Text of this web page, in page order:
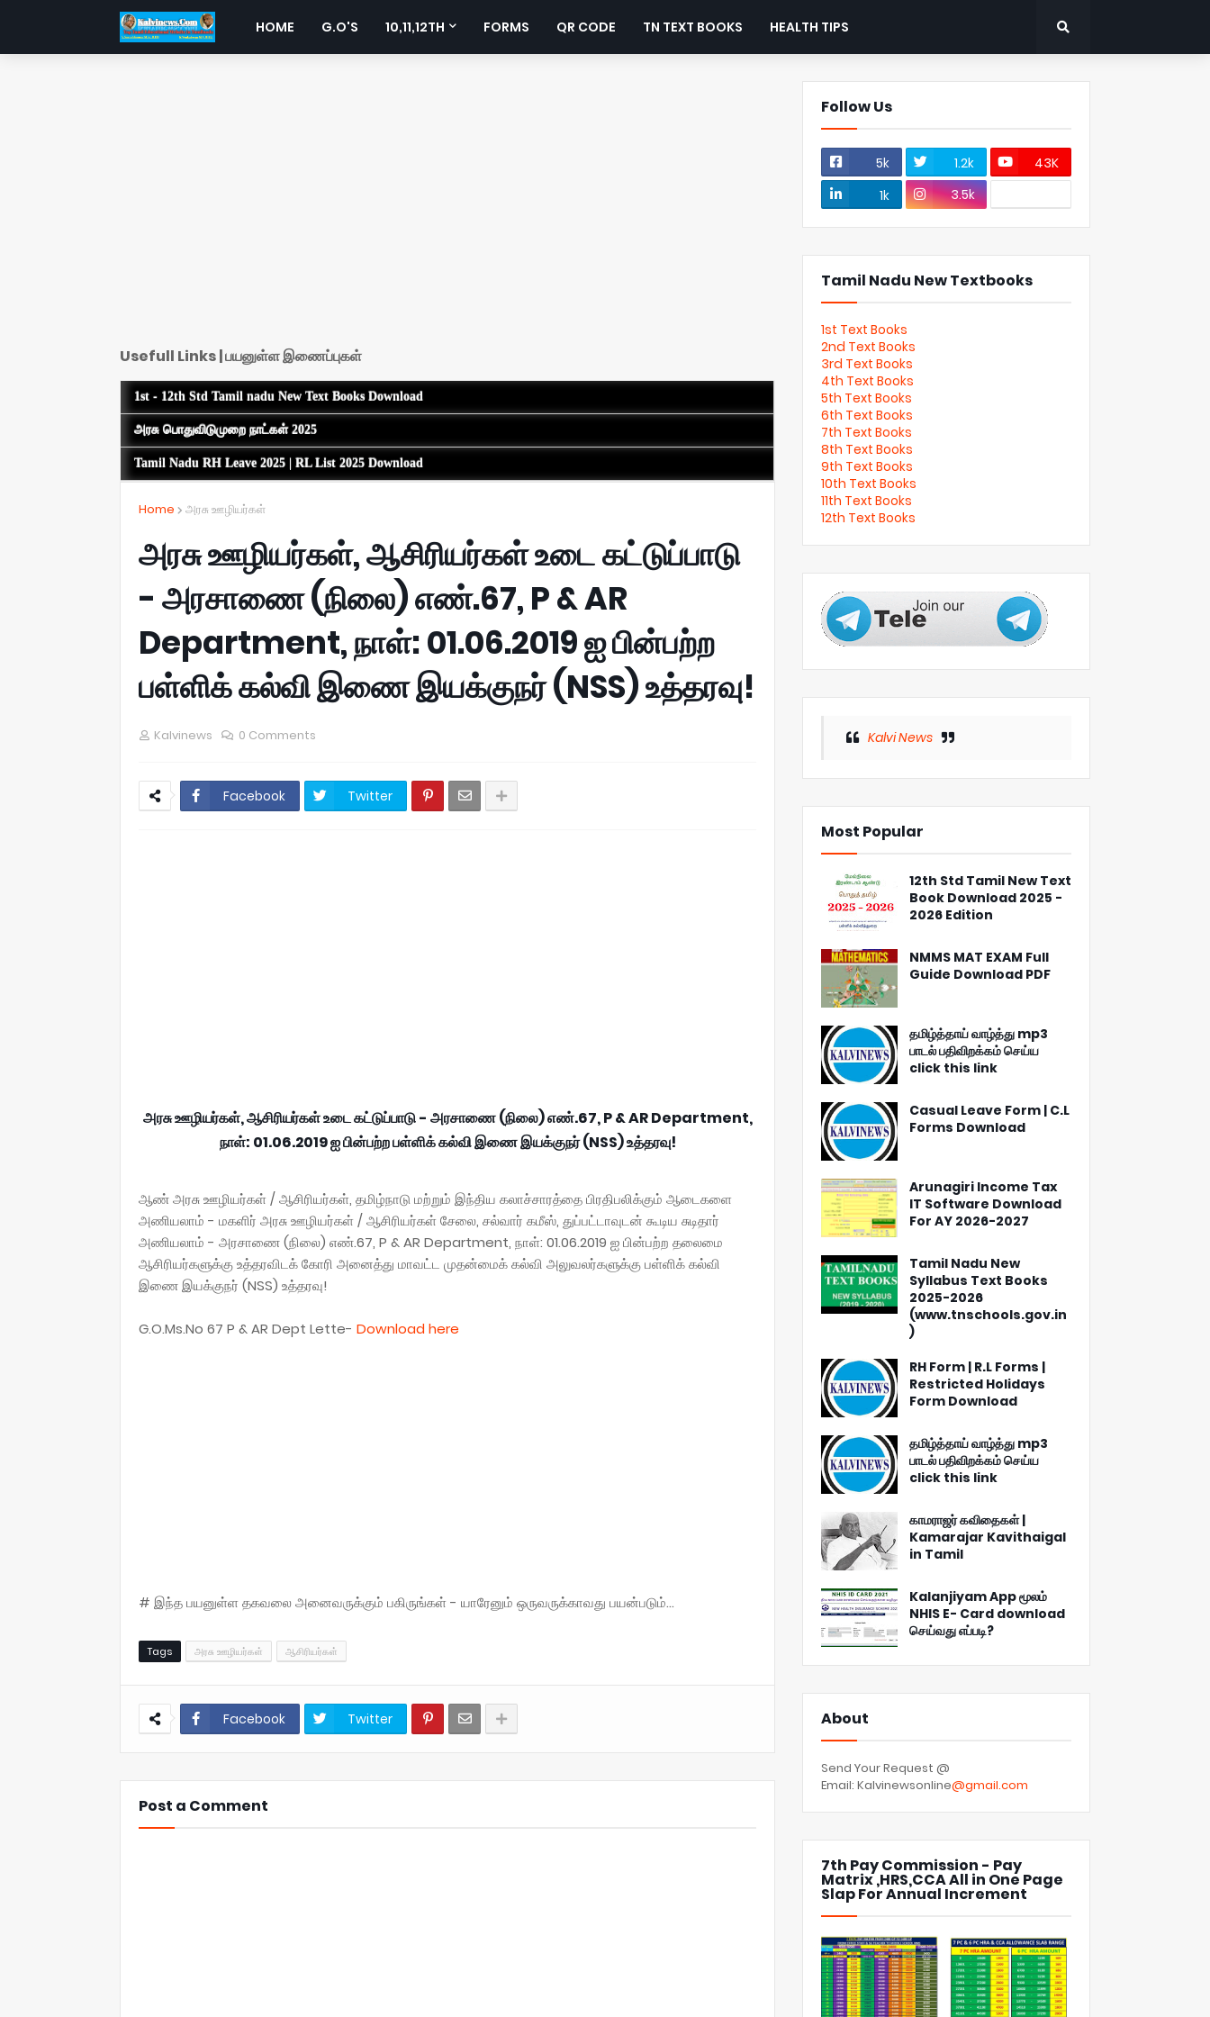
HOME G.O'S 10,11,12TH FORMS QR CODE TN TEXT BOOKS HEALTH TIPS
Usefull Links | பயனுள்ள இணைப்புகள்
1st - 12th Std Tamil nadu New Text Books Download
அரசு பொதுவிடுமுறை நாட்கள் 2025
Tamil Nadu RH Leave 2025 | RL List 2025 Download
Home அரசு ஊழியர்கள்
அரசு ஊழியர்கள், ஆசிரியர்கள் உடை கட்டுப்பாடு
- அரசாணை (நிலை) எண்.67, P & AR
Department, நாள்: 01.06.2019 ஐ பின்பற்ற
பள்ளிக் கல்வி இணை இயக்குநர் (NSS) உத்தரவு!
Kalvinews 0 Comments
Facebook Twitter
அரசு ஊழியர்கள், ஆசிரியர்கள் உடை கட்டுப்பாடு - அரசாணை (நிலை) எண்.67, P & AR Department,
நாள்: 01.06.2019 ஐ பின்பற்ற பள்ளிக் கல்வி இணை இயக்குநர் (NSS) உத்தரவு!
ஆண் அரசு ஊழியர்கள் / ஆசிரியர்கள், தமிழ்நாடு மற்றும் இந்திய கலாச்சாரத்தை பிரதிபலிக்கும் ஆடைகளை
அணியலாம் - மகளிர் அரசு ஊழியர்கள் / ஆசிரியர்கள் சேலை, சல்வார் கமீஸ், துப்பட்டாவுடன் கூடிய சுடிதார்
அணியலாம் - அரசாணை (நிலை) எண்.67, P & AR Department, நாள்: 01.06.2019 ஐ பின்பற்ற தலைமை
ஆசிரியர்களுக்கு உத்தரவிடக் கோரி அனைத்து மாவட்ட முதன்மைக் கல்வி அலுவலர்களுக்கு பள்ளிக் கல்வி
இணை இயக்குநர் (NSS) உத்தரவு!
G.O.Ms.No 67 P & AR Dept Lette- Download here
# இந்த பயனுள்ள தகவலை அனைவருக்கும் பகிருங்கள் - யாரேனும் ஒருவருக்காவது பயன்படும்...
Tags அரசு ஊழியர்கள் ஆசிரியர்கள்
Facebook Twitter
Post a Comment
Follow Us
5k 1.2k
43K
1k
3.5k
Tamil Nadu New Textbooks
1st Text Books
2nd Text Books
3rd Text Books
4th Text Books
5th Text Books
6th Text Books
7th Text Books
8th Text Books
9th Text Books
10th Text Books
11th Text Books
12th Text Books
Kalvi News
Most Popular
12th Std Tamil New Text
Book Download 2025 -
2026 Edition
NMMS MAT EXAM Full
Guide Download PDF
தமிழ்த்தாய் வாழ்த்து mp3
பாடல் பதிவிறக்கம் செய்ய
click this link
Casual Leave Form | C.L
Forms Download
Arunagiri Income Tax
IT Software Download
For AY 2026-2027
Tamil Nadu New
Syllabus Text Books
2025-2026
(www.tnschools.gov.in
)
RH Form | R.L Forms |
Restricted Holidays
Form Download
தமிழ்த்தாய் வாழ்த்து mp3
பாடல் பதிவிறக்கம் செய்ய
click this link
காமராஜர் கவிதைகள் |
Kamarajar Kavithaigal
in Tamil
Kalanjiyam App மூலம்
NHIS E- Card download
செய்வது எப்படி?
About
Send Your Request @
Email: Kalvinewsonline@gmail.com
7th Pay Commission - Pay
Matrix ,HRS,CCA All in One Page
Slap For Annual Increment